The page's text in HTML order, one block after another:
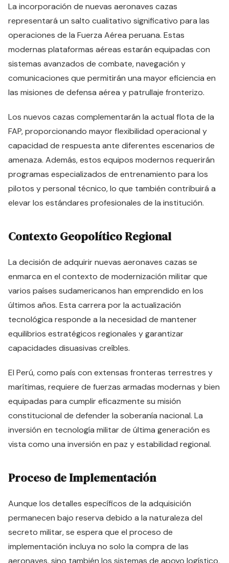
La incorporación de nuevas aeronaves cazas
representará un salto cualitativo significativo para las
operaciones de la Fuerza Aérea peruana. Estas
modernas plataformas aéreas estarán equipadas con
sistemas avanzados de combate, navegación y
comunicaciones que permitirán una mayor eficiencia en
las misiones de defensa aérea y patrullaje fronterizo.
Los nuevos cazas complementarán la actual flota de la
FAP, proporcionando mayor flexibilidad operacional y
capacidad de respuesta ante diferentes escenarios de
amenaza. Además, estos equipos modernos requerirán
programas especializados de entrenamiento para los
pilotos y personal técnico, lo que también contribuirá a
elevar los estándares profesionales de la institución.
Contexto Geopolítico Regional
La decisión de adquirir nuevas aeronaves cazas se
enmarca en el contexto de modernización militar que
varios países sudamericanos han emprendido en los
últimos años. Esta carrera por la actualización
tecnológica responde a la necesidad de mantener
equilibrios estratégicos regionales y garantizar
capacidades disuasivas creíbles.
El Perú, como país con extensas fronteras terrestres y
marítimas, requiere de fuerzas armadas modernas y bien
equipadas para cumplir eficazmente su misión
constitucional de defender la soberanía nacional. La
inversión en tecnología militar de última generación es
vista como una inversión en paz y estabilidad regional.
Proceso de Implementación
Aunque los detalles específicos de la adquisición
permanecen bajo reserva debido a la naturaleza del
secreto militar, se espera que el proceso de
implementación incluya no solo la compra de las
aeronaves, sino también los sistemas de apoyo logístico,